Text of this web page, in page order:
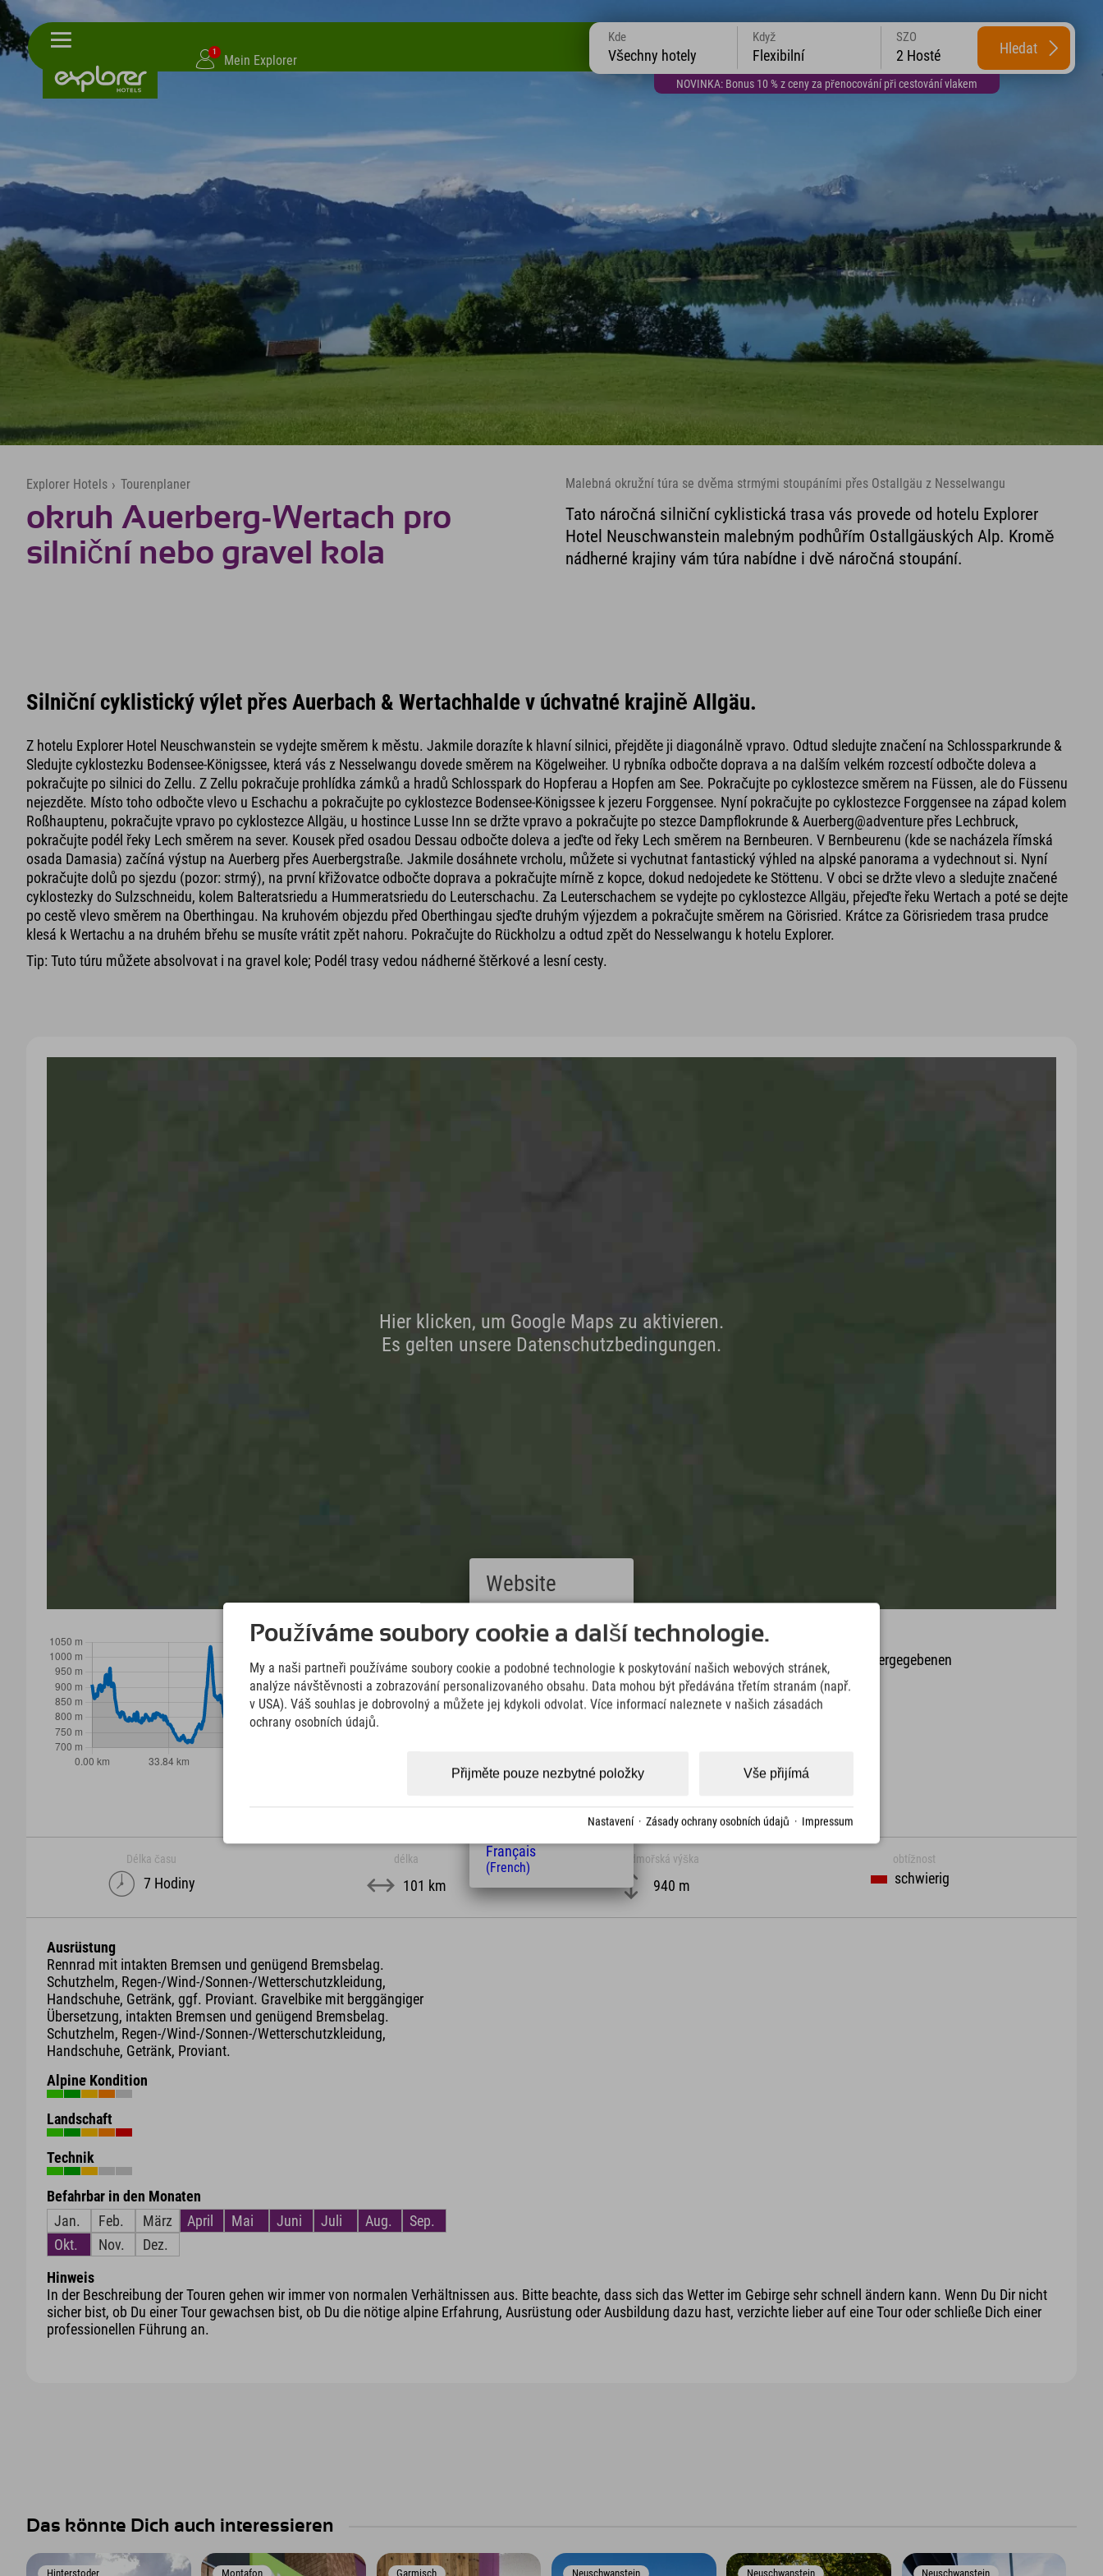
1
Mein Explorer
NOVINKA: Bonus 10 % z ceny za přenocování při cestování vlakem
Kde
Všechny hotely
Když
Flexibilní
SZO
2 Hosté Hledat
Explorer Hotels › Tourenplaner
okruh Auerberg-Wertach pro
silniční nebo gravel kola
Malebná okružní túra se dvěma strmými stoupáními přes Ostallgäu z Nesselwangu
Tato náročná silniční cyklistická trasa vás provede od hotelu Explorer
Hotel Neuschwanstein malebným podhůřím Ostallgäuských Alp. Kromě
nádherné krajiny vám túra nabídne i dvě náročná stoupání.
Silniční cyklistický výlet přes Auerbach & Wertachhalde v úchvatné krajině Allgäu.
Z hotelu Explorer Hotel Neuschwanstein se vydejte směrem k městu. Jakmile dorazíte k hlavní silnici, přejděte ji diagonálně vpravo. Odtud sledujte značení na Schlossparkrunde &
Sledujte cyklostezku Bodensee-Königssee, která vás z Nesselwangu dovede směrem na Kögelweiher. U rybníka odbočte doprava a na dalším velkém rozcestí odbočte doleva a
pokračujte po silnici do Zellu. Z Zellu pokračuje prohlídka zámků a hradů Schlosspark do Hopferau a Hopfen am See. Pokračujte po cyklostezce směrem na Füssen, ale do Füssenu
nejezděte. Místo toho odbočte vlevo u Eschachu a pokračujte po cyklostezce Bodensee-Königssee k jezeru Forggensee. Nyní pokračujte po cyklostezce Forggensee na západ kolem
Roßhauptenu, pokračujte vpravo po cyklostezce Allgäu, u hostince Lusse Inn se držte vpravo a pokračujte po stezce Dampflokrunde & Auerberg@adventure přes Lechbruck,
pokračujte podél řeky Lech směrem na sever. Kousek před osadou Dessau odbočte doleva a jeďte od řeky Lech směrem na Bernbeuren. V Bernbeurenu (kde se nacházela římská
osada Damasia) začíná výstup na Auerberg přes Auerbergstraße. Jakmile dosáhnete vrcholu, můžete si vychutnat fantastický výhled na alpské panorama a vydechnout si. Nyní
pokračujte dolů po sjezdu (pozor: strmý), na první křižovatce odbočte doprava a pokračujte mírně z kopce, dokud nedojedete ke Stöttenu. V obci se držte vlevo a sledujte značené
cyklostezky do Sulzschneidu, kolem Balteratsriedu a Hummeratsriedu do Leuterschachu. Za Leuterschachem se vydejte po cyklostezce Allgäu, přejeďte řeku Wertach a poté se dejte
po cestě vlevo směrem na Oberthingau. Na kruhovém objezdu před Oberthingau sjeďte druhým výjezdem a pokračujte směrem na Görisried. Krátce za Görisriedem trasa prudce
klesá k Wertachu a na druhém břehu se musíte vrátit zpět nahoru. Pokračujte do Rückholzu a odtud zpět do Nesselwangu k hotelu Explorer.
Tip: Tuto túru můžete absolvovat i na gravel kole; Podél trasy vedou nádherné štěrkové a lesní cesty.
Hier klicken, um Google Maps zu aktivieren.
Es gelten unsere Datenschutzbedingungen.
Downloads
Wir übernehmen keine Haftung für die Richtigkeit, Vollständigkeit oder Aktualität der wiedergegebenen
Informationen. Wir empfehlen die Mitnahme einer zusätzlichen Karte.
Délka času
7 Hodiny
délka
101 km
Nadmořská výška
940 m
obtížnost
schwierig
Ausrüstung
Rennrad mit intakten Bremsen und genügend Bremsbelag.
Schutzhelm, Regen-/Wind-/Sonnen-/Wetterschutzkleidung,
Handschuhe, Getränk, ggf. Proviant. Gravelbike mit berggängiger
Übersetzung, intakten Bremsen und genügend Bremsbelag.
Schutzhelm, Regen-/Wind-/Sonnen-/Wetterschutzkleidung,
Handschuhe, Getränk, Proviant.
Alpine Kondition
Landschaft
Technik
Befahrbar in den Monaten
Jan.
Feb. März April Mai Juni Juli Aug.
Sep.
Okt.
Nov.
Dez.
Hinweis
In der Beschreibung der Touren gehen wir immer von normalen Verhältnissen aus. Bitte beachte, dass sich das Wetter im Gebirge sehr schnell ändern kann. Wenn Du Dir nicht
sicher bist, ob Du einer Tour gewachsen bist, ob Du die nötige alpine Erfahrung, Ausrüstung oder Ausbildung dazu hast, verzichte lieber auf eine Tour oder schließe Dich einer
professionellen Führung an.
Das könnte Dich auch interessieren
Hinterstoder Montafon Garmisch Neuschwanstein Neuschwanstein Neuschwanstein
Používáme soubory cookie a další technologie.
My a naši partneři používáme soubory cookie a podobné technologie k poskytování našich webových stránek,
analýze návštěvnosti a zobrazování personalizovaného obsahu. Data mohou být předávána třetím stranám (např.
v USA). Váš souhlas je dobrovolný a můžete jej kdykoli odvolat. Více informací naleznete v našich zásadách
ochrany osobních údajů.
Vše přijímá
Přijměte pouze nezbytné položky
Nastavení· Zásady ochrany osobních údajů · Impressum
Website
Deutsch
(German)
(English)
Italiano
(Italian)
(Polish)
Magyar
Français
(French)